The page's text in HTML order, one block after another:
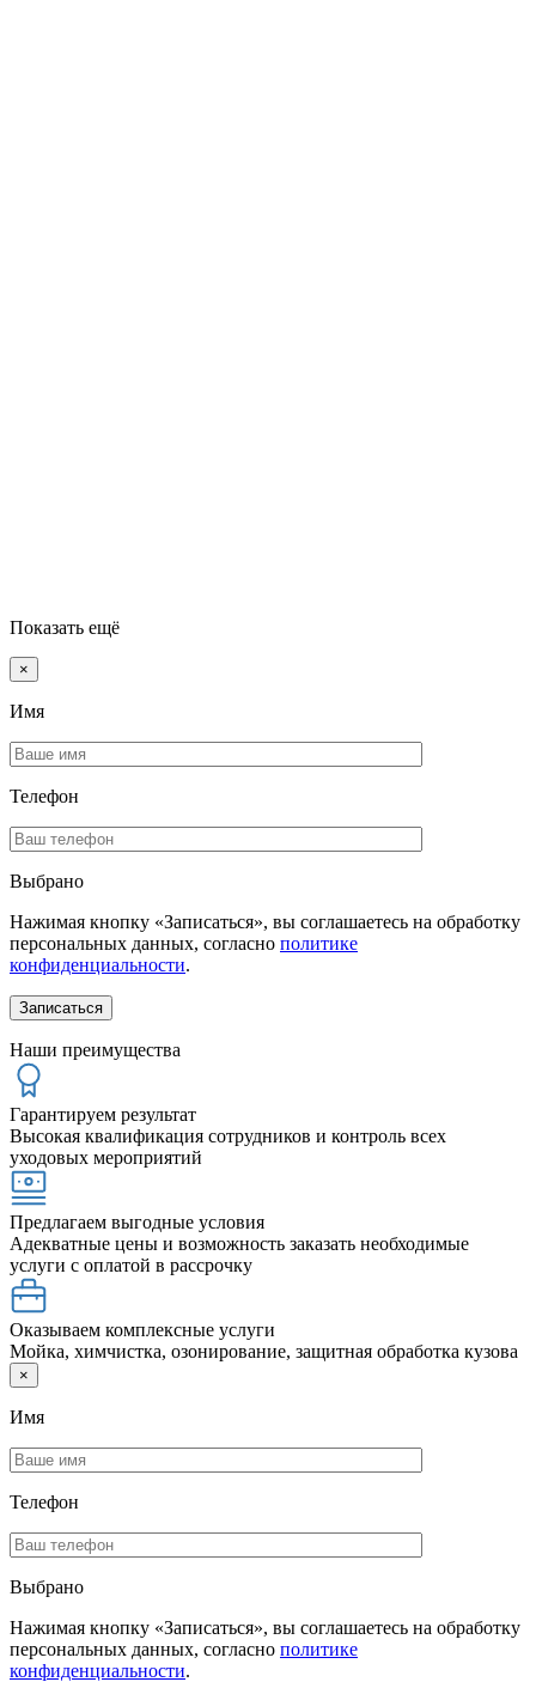
Показать ещё
×
Имя
Телефон
Выбрано
Нажимая кнопку «Записаться», вы соглашаетесь на обработку
персональных данных, согласно политике
конфиденциальности.
Наши преимущества
Гарантируем результат
Высокая квалификация сотрудников и контроль всех
уходовых мероприятий
Предлагаем выгодные условия
Адекватные цены и возможность заказать необходимые
услуги с оплатой в рассрочку
Оказываем комплексные услуги
Мойка, химчистка, озонирование, защитная обработка кузова
×
Имя
Телефон
Выбрано
Нажимая кнопку «Записаться», вы соглашаетесь на обработку
персональных данных, согласно политике
конфиденциальности.